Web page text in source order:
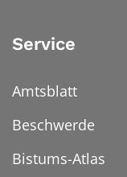
Service
Amtsblatt
Beschwerde
Bistums-Atlas